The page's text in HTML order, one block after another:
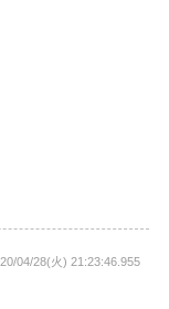
04/28(火) 21:23:46.955